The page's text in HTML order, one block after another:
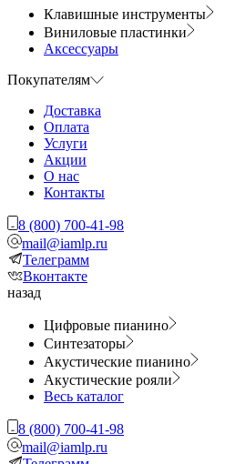
Клавишные инструменты
Виниловые пластинки
Аксессуары
Покупателям
Доставка
Оплата
Услуги
Акции
О нас
Контакты
8 (800) 700-41-98
mail@iamlp.ru
Телеграмм
Вконтакте
назад
Цифровые пианино
Синтезаторы
Акустические пианино
Акустические рояли
Весь каталог
8 (800) 700-41-98
mail@iamlp.ru